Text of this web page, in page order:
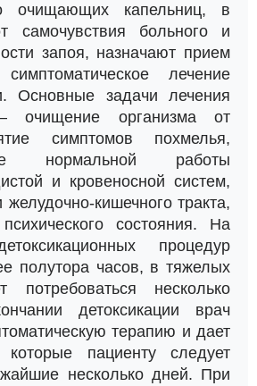
очищающих капельниц, в
самочувствия больного и
запоя, назначают прием
лечение
Основные задачи лечения
очищение организма от
симптомов похмелья,
нормальной работы
и кровеносной систем,
желудочно-кишечного тракта,
состояния. На
процедур
полутора часов, в тяжелых
потребоваться несколько
детоксикации врач
терапию и дает
которые пациенту следует
несколько дней. При